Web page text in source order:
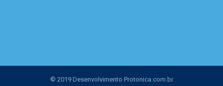
© 2019 Desenvolvimento Protonica.com.br